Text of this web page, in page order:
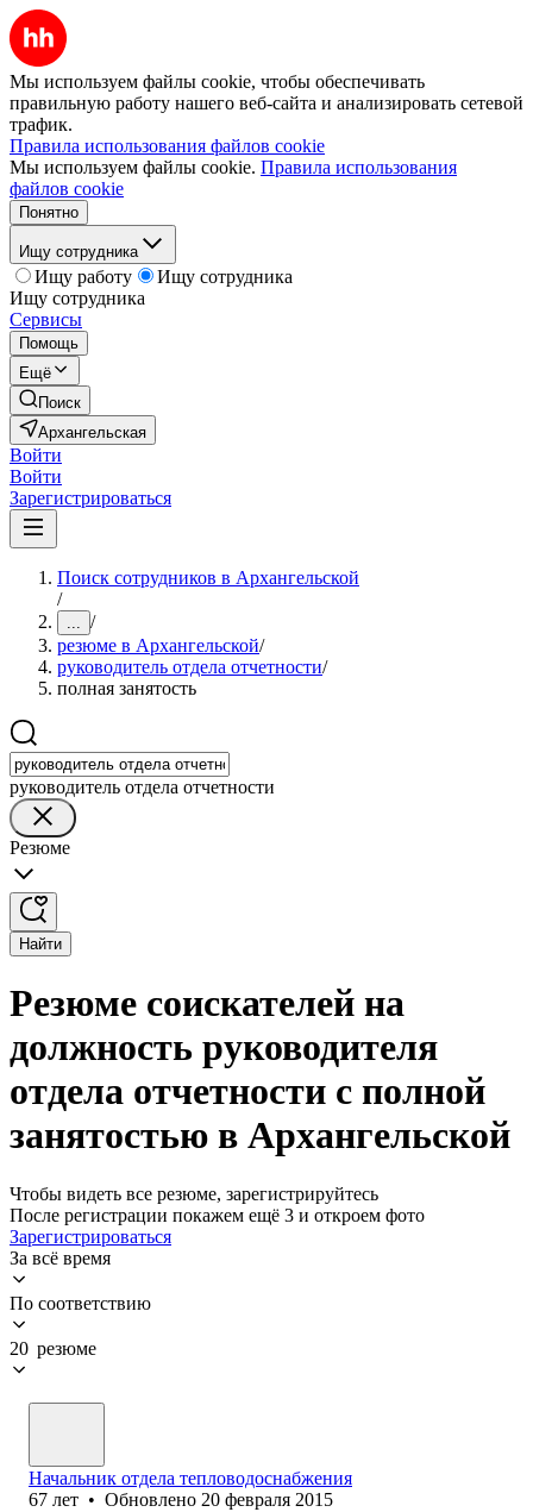
Мы используем файлы cookie, чтобы обеспечивать
правильную работу нашего веб-сайта и анализировать сетевой
трафик.
Правила использования файлов cookie
Мы используем файлы cookie. Правила использования
файлов cookie
Понятно
Ищу сотрудника
Ищу работу
Ищу сотрудника
Ищу сотрудника
Сервисы
Помощь
Ещё
Поиск
Архангельская
Войти
Войти
Зарегистрироваться
Поиск сотрудников в Архангельской
/
... /
резюме в Архангельской/
руководитель отдела отчетности/
полная занятость
руководитель отдела отчетности
Резюме
Найти
Резюме соискателей на
должность руководителя
отдела отчетности с полной
занятостью в Архангельской
Чтобы видеть все резюме, зарегистрируйтесь
После регистрации покажем ещё 3 и откроем фото
Зарегистрироваться
За всё время
По соответствию
20 резюме
Начальник отдела тепловодоснабжения
67 лет • Обновлено 20 февраля 2015